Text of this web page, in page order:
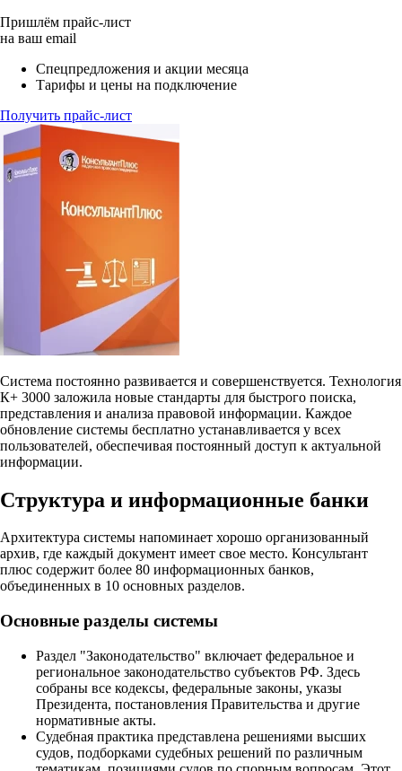
Пришлём прайс-лист
на ваш email
Спецпредложения и акции месяца
Тарифы и цены на подключение
Получить прайс-лист
Система постоянно развивается и совершенствуется. Технология
К+ 3000 заложила новые стандарты для быстрого поиска,
представления и анализа правовой информации. Каждое
обновление системы бесплатно устанавливается у всех
пользователей, обеспечивая постоянный доступ к актуальной
информации.​
Структура и информационные банки
Архитектура системы напоминает хорошо организованный
архив, где каждый документ имеет свое место. Консультант
плюс содержит более 80 информационных банков,
объединенных в 10 основных разделов.​
Основные разделы системы
Раздел "Законодательство" включает федеральное и
региональное законодательство субъектов РФ. Здесь
собраны все кодексы, федеральные законы, указы
Президента, постановления Правительства и другие
нормативные акты.​
Судебная практика представлена решениями высших
судов, подборками судебных решений по различным